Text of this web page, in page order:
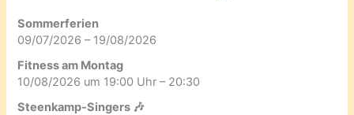
Sommerferien
09/07/2026 – 19/08/2026
Fitness am Montag
10/08/2026 um 19:00 Uhr – 20:30
Steenkamp-Singers 🎶